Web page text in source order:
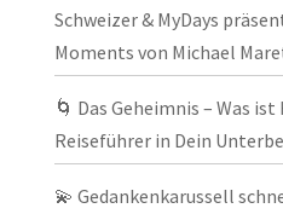
Schweizer & MyDays
Moments von Michael
🌀 Das Geheimnis – Was ist
Reiseführer in Dein
💫 Gedankenkarussell